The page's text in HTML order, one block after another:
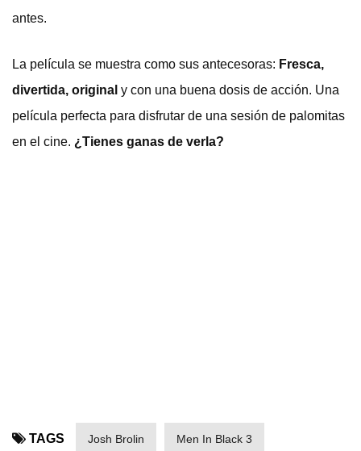
antes.
La película se muestra como sus antecesoras: Fresca,
divertida, original y con una buena dosis de acción. Una
película perfecta para disfrutar de una sesión de palomitas
en el cine. ¿Tienes ganas de verla?
TAGS Josh Brolin Men In Black 3